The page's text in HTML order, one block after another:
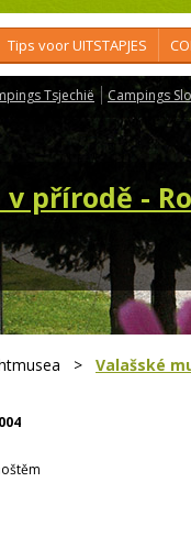
Tips voor UITSTAPJES
Tsjechië Campings
přírodě -
> Valašské